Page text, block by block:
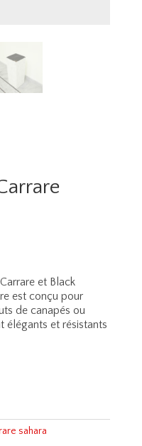
et Black
est conçu pour
de canapés ou
élégants et résistants
sahara